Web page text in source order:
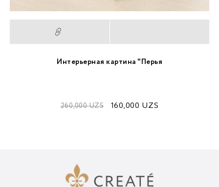
Интерьерная картина "Перья
260,000UZS 160,000 UZS